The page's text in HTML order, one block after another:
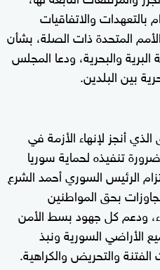
بالتعهدات والاتفاقيات
الأمم المتحدة ذات الصلة، بشأن
البرية والبحرية، ودعا المجلس
بين البلدين.
أنجز لإنهاء الأزمة في
تنفيذه لحماية سوريا
الرئيس السوري أحمد الشرع
بحق المواطنين
ودعم كل جهود بسط الأمن
الأراضي السورية ونبذ
والتحريض والكراهية.